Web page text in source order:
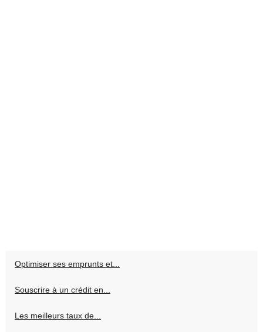
Optimiser ses emprunts et...
Souscrire à un crédit en...
Les meilleurs taux de...